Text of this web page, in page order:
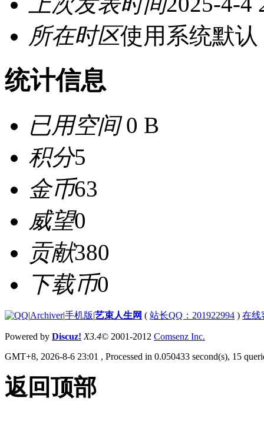
所在时区使用系统默认
统计信息
已用空间0 B
积分5
金币63
威望0
贡献380
下载币0
|Archiver|手机版|艺束人生网 ( 站长QQ：201922994 ) 在线
Powered by Discuz! X3.4© 2001-2012 Comsenz Inc.
GMT+8, 2026-8-6 23:01 , Processed in 0.050433 second(s), 15
返回顶部